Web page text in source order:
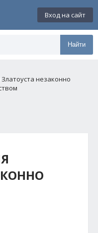
Вход на сайт
Найти
незаконно